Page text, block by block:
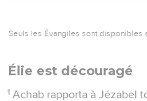
Seuls les Évangiles sont disponibles
Élie est découragé
1 Achab rapporta à Jézabel